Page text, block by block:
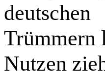
Trümmern
Nutzen